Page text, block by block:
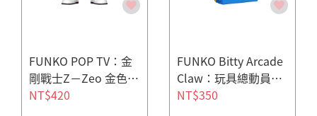
FUNKO POP TV：金
剛戰士Z－Zeo 金色戰
士
NT$420
FUNKO Bitty Arcade
Claw：玩具總動員－
三眼怪
NT$350